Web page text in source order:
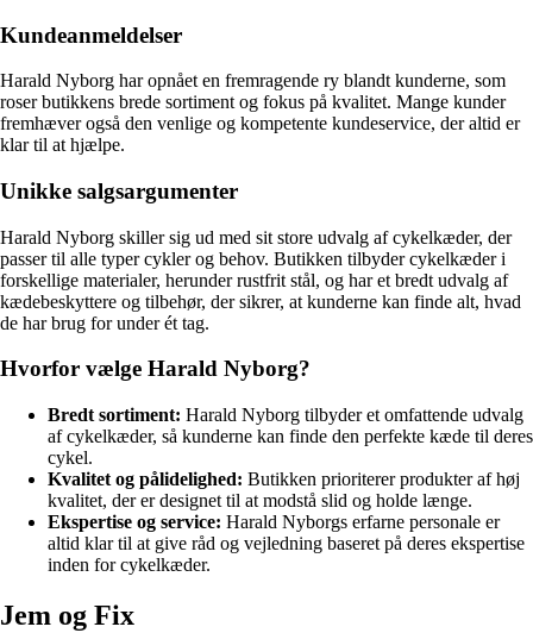
Kundeanmeldelser
Harald Nyborg har opnået en fremragende ry blandt kunderne, som
roser butikkens brede sortiment og fokus på kvalitet. Mange kunder
fremhæver også den venlige og kompetente kundeservice, der altid er
klar til at hjælpe.
Unikke salgsargumenter
Harald Nyborg skiller sig ud med sit store udvalg af cykelkæder, der
passer til alle typer cykler og behov. Butikken tilbyder cykelkæder i
forskellige materialer, herunder rustfrit stål, og har et bredt udvalg af
kædebeskyttere og tilbehør, der sikrer, at kunderne kan finde alt, hvad
de har brug for under ét tag.
Hvorfor vælge Harald Nyborg?
Bredt sortiment: Harald Nyborg tilbyder et omfattende udvalg
af cykelkæder, så kunderne kan finde den perfekte kæde til deres
cykel.
Kvalitet og pålidelighed: Butikken prioriterer produkter af høj
kvalitet, der er designet til at modstå slid og holde længe.
Ekspertise og service: Harald Nyborgs erfarne personale er
altid klar til at give råd og vejledning baseret på deres ekspertise
inden for cykelkæder.
Jem og Fix